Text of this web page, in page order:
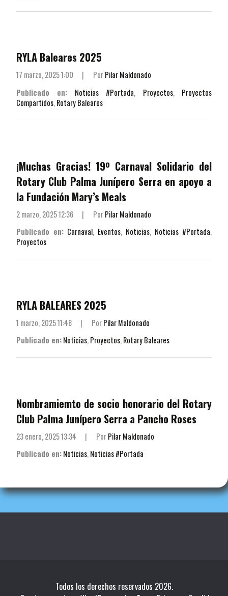
RYLA Baleares 2025
17 marzo, 2025 1:00 | PorPilar Maldonado
Publicado en:
Noticias #Portada, Proyectos, Proyectos
Compartidos, Rotary Baleares
¡Muchas Gracias! 19º Carnaval Solidario del
Rotary Club Palma Junípero Serra en apoyo a
la Fundación Mary’s Meals
2 marzo, 2025 12:36 | PorPilar Maldonado
Publicado en: Carnaval, Eventos, Noticias, Noticias #Portada,
Proyectos
RYLA BALEARES 2025
1 marzo, 2025 11:48 | PorPilar Maldonado
Publicado en:Noticias, Proyectos, Rotary Baleares
Nombramiemto de socio honorario del Rotary
Club Palma Junípero Serra a Pancho Roses
23 enero, 2025 13:34 | PorPilar Maldonado
Publicado en:Noticias,Noticias #Portada
Todos los derechos reservados 2026.